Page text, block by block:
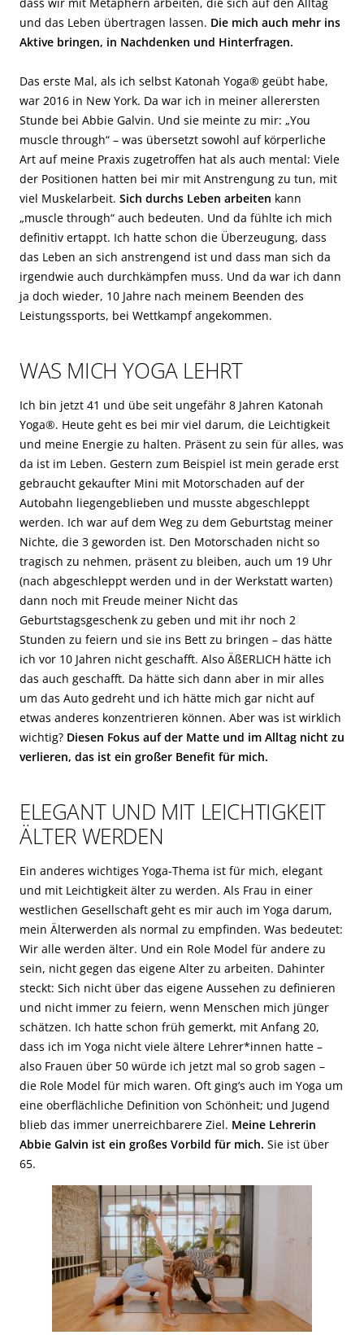
und das Leben übertragen lassen. Die mich auch mehr ins
Aktive bringen, in Nachdenken und Hinterfragen.
Das erste Mal, als ich selbst Katonah Yoga® geübt habe,
war 2016 in New York. Da war ich in meiner allerersten
Stunde bei Abbie Galvin. Und sie meinte zu mir: „You
muscle through“ – was übersetzt sowohl auf körperliche
Art auf meine Praxis zugetroffen hat als auch mental: Viele
der Positionen hatten bei mir mit Anstrengung zu tun, mit
viel Muskelarbeit. Sich durchs Leben arbeiten kann
„muscle through“ auch bedeuten. Und da fühlte ich mich
definitiv ertappt. Ich hatte schon die Überzeugung, dass
das Leben an sich anstrengend ist und dass man sich da
irgendwie auch durchkämpfen muss. Und da war ich dann
ja doch wieder, 10 Jahre nach meinem Beenden des
Leistungssports, bei Wettkampf angekommen.
WAS MICH YOGA LEHRT
Ich bin jetzt 41 und übe seit ungefähr 8 Jahren Katonah
Yoga®. Heute geht es bei mir viel darum, die Leichtigkeit
und meine Energie zu halten. Präsent zu sein für alles, was
da ist im Leben. Gestern zum Beispiel ist mein gerade erst
gebraucht gekaufter Mini mit Motorschaden auf der
Autobahn liegengeblieben und musste abgeschleppt
werden. Ich war auf dem Weg zu dem Geburtstag meiner
Nichte, die 3 geworden ist. Den Motorschaden nicht so
tragisch zu nehmen, präsent zu bleiben, auch um 19 Uhr
(nach abgeschleppt werden und in der Werkstatt warten)
dann noch mit Freude meiner Nicht das
Geburtstagsgeschenk zu geben und mit ihr noch 2
Stunden zu feiern und sie ins Bett zu bringen – das hätte
ich vor 10 Jahren nicht geschafft. Also ÄßERLICH hätte ich
das auch geschafft. Da hätte sich dann aber in mir alles
um das Auto gedreht und ich hätte mich gar nicht auf
etwas anderes konzentrieren können. Aber was ist wirklich
wichtig? Diesen Fokus auf der Matte und im Alltag nicht zu
verlieren, das ist ein großer Benefit für mich.
ELEGANT UND MIT LEICHTIGKEIT
ÄLTER WERDEN
Ein anderes wichtiges Yoga-Thema ist für mich, elegant
und mit Leichtigkeit älter zu werden. Als Frau in einer
westlichen Gesellschaft geht es mir auch im Yoga darum,
mein Älterwerden als normal zu empfinden. Was bedeutet:
Wir alle werden älter. Und ein Role Model für andere zu
sein, nicht gegen das eigene Alter zu arbeiten. Dahinter
steckt: Sich nicht über das eigene Aussehen zu definieren
und nicht immer zu feiern, wenn Menschen mich jünger
schätzen. Ich hatte schon früh gemerkt, mit Anfang 20,
dass ich im Yoga nicht viele ältere Lehrer*innen hatte –
also Frauen über 50 würde ich jetzt mal so grob sagen –
die Role Model für mich waren. Oft ging’s auch im Yoga um
eine oberflächliche Definition von Schönheit; und Jugend
blieb das immer unerreichbarere Ziel. Meine Lehrerin
Abbie Galvin ist ein großes Vorbild für mich. Sie ist über
65.